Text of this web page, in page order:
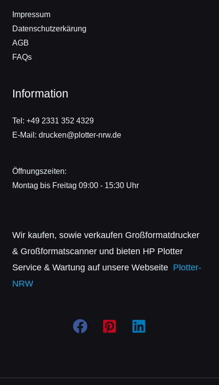
Impressum
Datenschutzerkärung
AGB
FAQs
Information
Tel: +49 2331 352 4329
E-Mail: drucken@plotter-nrw.de
Öffnungszeiten:
Montag bis Freitag 09:00 - 15:30 Uhr
Wir kaufen, sowie verkaufen Großformatdrucker
& Großformatscanner und bieten HP Plotter
Service & Wartung auf unsere Webseite Plotter-
NRW